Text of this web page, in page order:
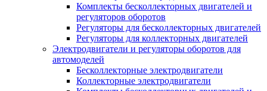
Комплекты бесколлекторных двигателей и
регуляторов оборотов
Регуляторы для бесколлекторных двигателей
Регуляторы для коллекторных двигателей
Электродвигатели и регуляторы оборотов для
автомоделей
Бесколлекторные электродвигатели
Коллекторные электродвигатели